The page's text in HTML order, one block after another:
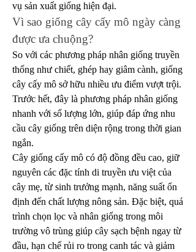
vụ sản xuất giống hiện đại.
Vì sao giống cây cấy mô ngày càng
được ưa chuộng?
So với các phương pháp nhân giống truyền
thống như chiết, ghép hay giâm cành, giống
cây cấy mô sở hữu nhiều ưu điểm vượt trội.
Trước hết, đây là phương pháp nhân giống
nhanh với số lượng lớn, giúp đáp ứng nhu
cầu cây giống trên diện rộng trong thời gian
ngắn.
Cây giống cấy mô có độ đồng đều cao, giữ
nguyên các đặc tính di truyền ưu việt của
cây mẹ, từ sinh trưởng mạnh, năng suất ổn
định đến chất lượng nông sản. Đặc biệt, quá
trình chọn lọc và nhân giống trong môi
trường vô trùng giúp cây sạch bệnh ngay từ
đầu, hạn chế rủi ro trong canh tác và giảm